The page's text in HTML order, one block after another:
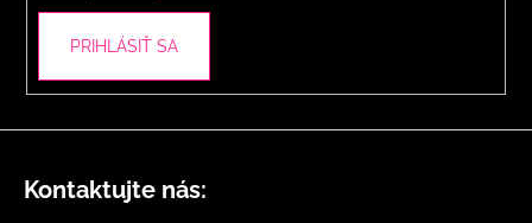
PRIHLÁSIŤ SA
Kontaktujte nás: